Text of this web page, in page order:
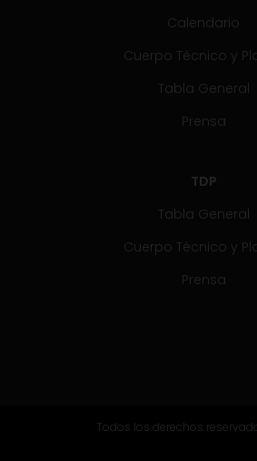
Calendario
Cuerpo Técnico y
Tabla General
Prensa
TDP
Tabla General
Cuerpo Técnico y
Prensa
Todos los derechos